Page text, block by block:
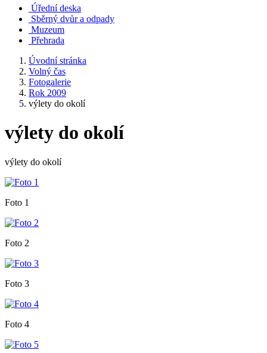
Úřední deska
Sběrný dvůr a odpady
Muzeum
Přehrada
Úvodní stránka
Volný čas
Fotogalerie
Rok 2009
výlety do okolí
výlety do okolí
výlety do okolí
Foto 1
Foto 2
Foto 3
Foto 4